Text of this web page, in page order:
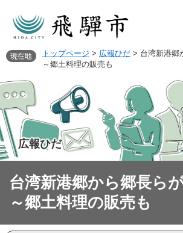
トップページ > 広報ひだ > 台湾新港郷
～郷土料理の販売も
広報ひだ
台湾新港郷から郷長ら
～郷土料理の販売も